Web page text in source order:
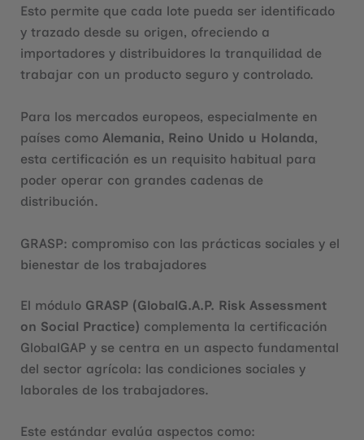
Esto permite que cada lote pueda ser identificado
y trazado desde su origen, ofreciendo a
importadores y distribuidores la tranquilidad de
trabajar con un producto seguro y controlado.
Para los mercados europeos, especialmente en
países como Alemania, Reino Unido u Holanda,
esta certificación es un requisito habitual para
poder operar con grandes cadenas de
distribución.
GRASP: compromiso con las prácticas sociales y el
bienestar de los trabajadores
El módulo GRASP (GlobalG.A.P. Risk Assessment
on Social Practice) complementa la certificación
GlobalGAP y se centra en un aspecto fundamental
del sector agrícola: las condiciones sociales y
laborales de los trabajadores.
Este estándar evalúa aspectos como: